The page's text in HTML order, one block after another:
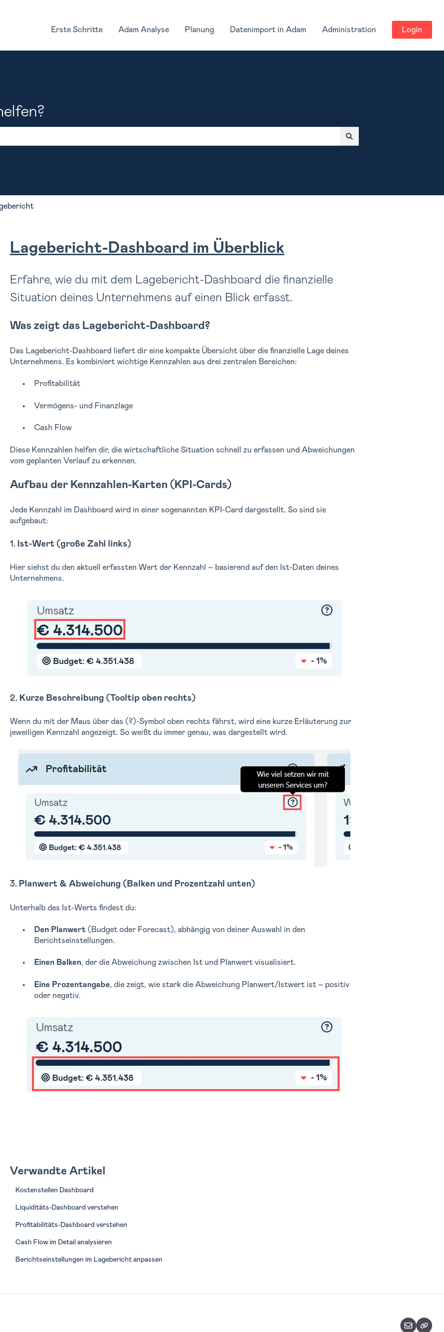
Erste Schritte Adam Analyse Planung Datenimport in Adam Administration Login
Lagebericht-Dashboard im Überblick
Erfahre, wie du mit dem Lagebericht-Dashboard die finanzielle
Situation deines Unternehmens auf einen Blick erfasst.
Was zeigt das Lagebericht-Dashboard?
Das Lagebericht-Dashboard liefert dir eine kompakte Übersicht über die finanzielle Lage deines
Unternehmens. Es kombiniert wichtige Kennzahlen aus drei zentralen Bereichen:
Profitabilität
Vermögens- und Finanzlage
Cash Flow
Diese Kennzahlen helfen dir, die wirtschaftliche Situation schnell zu erfassen und Abweichungen
vom geplanten Verlauf zu erkennen.
Aufbau der Kennzahlen-Karten (KPI-Cards)
Jede Kennzahl im Dashboard wird in einer sogenannten KPI-Card dargestellt. So sind sie
aufgebaut:
1. Ist-Wert (große Zahl links)
Hier siehst du den aktuell erfassten Wert der Kennzahl – basierend auf den Ist-Daten deines
Unternehmens.
2. Kurze Beschreibung (Tooltip oben rechts)
Wenn du mit der Maus über das (?)-Symbol oben rechts fährst, wird eine kurze Erläuterung zur
jeweiligen Kennzahl angezeigt. So weißt du immer genau, was dargestellt wird.
3. Planwert & Abweichung (Balken und Prozentzahl unten)
Unterhalb des Ist-Werts findest du:
Den Planwert(Budget oder Forecast), abhängig von deiner Auswahl in den
Berichtseinstellungen.
Einen Balken, der die Abweichung zwischen Ist und Planwert visualisiert.
Eine Prozentangabe, die zeigt, wie stark die Abweichung Planwert/Istwert ist – positiv
oder negativ.
Verwandte Artikel
Kostenstellen Dashboard
Liquiditäts-Dashboard verstehen
Profitabilitäts-Dashboard verstehen
Cash Flow im Detail analysieren
Berichtseinstellungen im Lagebericht anpassen